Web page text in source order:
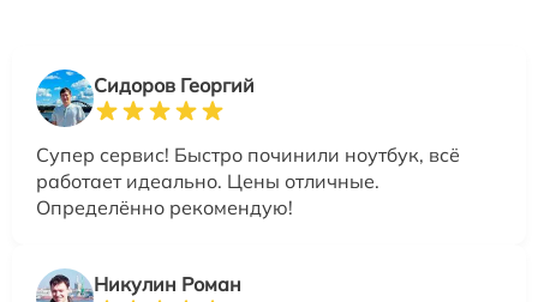
Сидоров Георгий
Супер сервис! Быстро починили ноутбук, всё
работает идеально. Цены отличные.
Определённо рекомендую!
Никулин Роман